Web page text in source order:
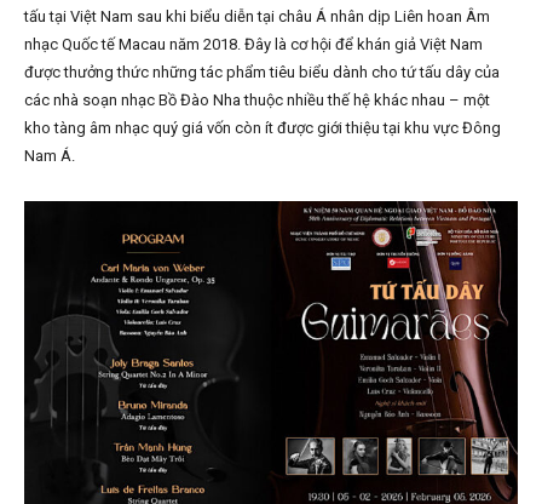
tấu tại Việt Nam sau khi biểu diễn tại châu Á nhân dịp Liên hoan Âm
nhạc Quốc tế Macau năm 2018. Đây là cơ hội để khán giả Việt Nam
được thưởng thức những tác phẩm tiêu biểu dành cho tứ tấu dây của
các nhà soạn nhạc Bồ Đào Nha thuộc nhiều thế hệ khác nhau – một
kho tàng âm nhạc quý giá vốn còn ít được giới thiệu tại khu vực Đông
Nam Á.